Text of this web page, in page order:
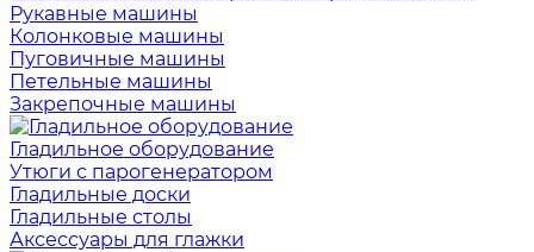
Рукавные машины
Колонковые машины
Пуговичные машины
Петельные машины
Закрепочные машины
Гладильное оборудование
Утюги с парогенератором
Гладильные доски
Гладильные столы
Аксессуары для глажки